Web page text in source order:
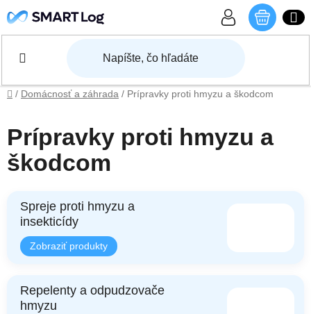
Domov
/ Domácnosť a záhrada / Prípravky proti hmyzu a škodcom
Prípravky proti hmyzu a
škodcom
Spreje proti hmyzu a
insekticídy
Repelenty a odpudzovače
hmyzu